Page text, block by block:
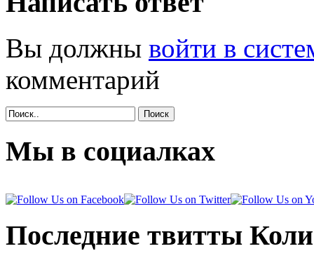
Вы должны войти в
комментарий
Поиск
Мы в социалках
Последние твитты